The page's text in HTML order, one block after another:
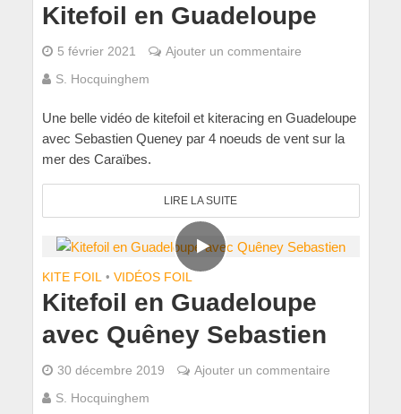
Kitefoil en Guadeloupe
5 février 2021
Ajouter un commentaire
S. Hocquinghem
Une belle vidéo de kitefoil et kiteracing en Guadeloupe
avec Sebastien Queney par 4 noeuds de vent sur la
mer des Caraïbes.
LIRE LA SUITE
KITE FOIL • VIDÉOS FOIL
Kitefoil en Guadeloupe
avec Quêney Sebastien
30 décembre 2019
Ajouter un commentaire
S. Hocquinghem